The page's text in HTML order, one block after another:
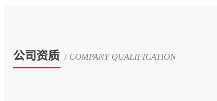
公司资质 / COMPANY QUALIFICATION